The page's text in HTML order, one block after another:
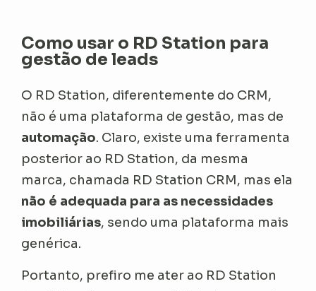
Como usar o RD Station para
gestão de leads
O RD Station, diferentemente do CRM,
não é uma plataforma de gestão, mas de
automação. Claro, existe uma ferramenta
posterior ao RD Station, da mesma
marca, chamada RD Station CRM, mas ela
não é adequada para as necessidades
imobiliárias, sendo uma plataforma mais
genérica.
Portanto, prefiro me ater ao RD Station